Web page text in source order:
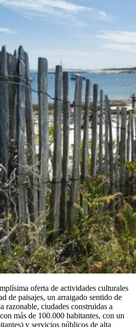
oferta de actividades culturales
de paisajes, un arraigado sentido de
razonable, ciudades construidas a
más de 100.000 habitantes, con un
y servicios públicos de alta